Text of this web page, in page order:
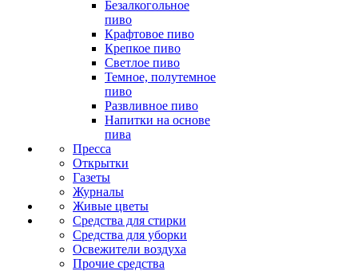
Безалкогольное
пиво
Крафтовое пиво
Крепкое пиво
Светлое пиво
Темное, полутемное
пиво
Развливное пиво
Напитки на основе
пива
Пресса
Открытки
Газеты
Журналы
Живые цветы
Средства для стирки
Средства для уборки
Освежители воздуха
Прочие средства